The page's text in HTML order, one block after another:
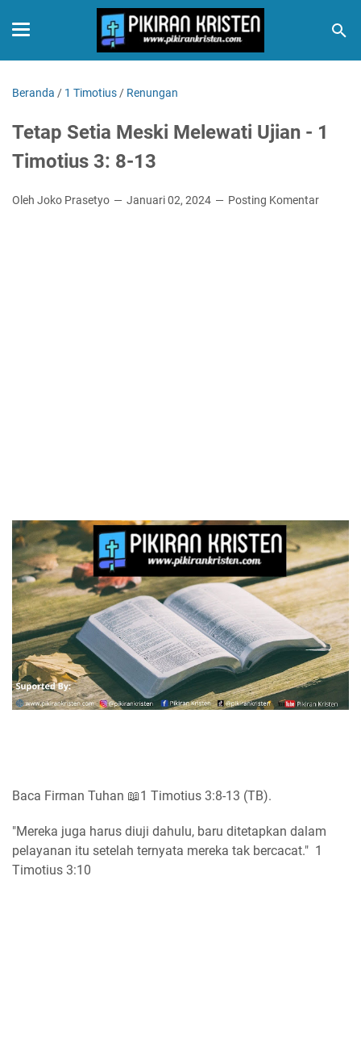
Beranda / 1 Timotius / Renungan
Tetap Setia Meski Melewati Ujian - 1
Timotius 3: 8-13
Oleh Joko Prasetyo Januari 02, 2024 Posting Komentar
Baca Firman Tuhan 📖1 Timotius 3:8-13 (TB).
"Mereka juga harus diuji dahulu, baru ditetapkan dalam
pelayanan itu setelah ternyata mereka tak bercacat." 1
Timotius 3:10